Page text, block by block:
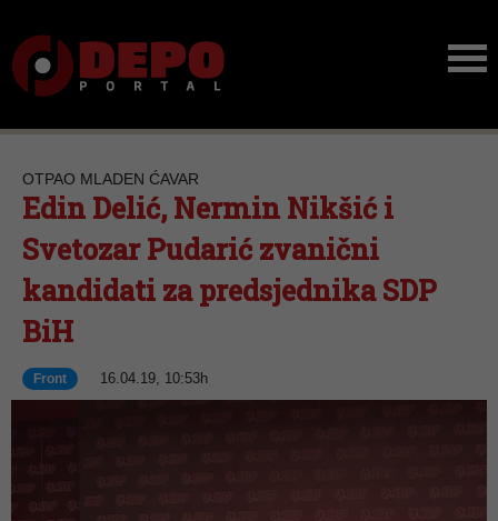
OTPAO MLADEN ĆAVAR
Edin Delić, Nermin Nikšić i
Svetozar Pudarić zvanični
kandidati za predsjednika SDP
BiH
Front 16.04.19, 10:53h